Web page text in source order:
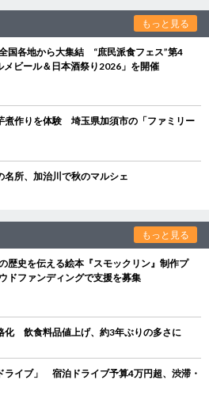
もっと見る
国各地から大集結 “庶民派食フェス”第4
メビール＆日本酒祭り2026」を開催
煮作りを体験 埼玉県加須市の「ファミリー
所、加治川で秋のマルシェ
もっと見る
歴史を伝える絵本『スモックリン』制作プ
ドファンディングで支援を募集
化 飲食料品値上げ、約3年ぶりの多さに
ライブ」 宿泊ドライブ予算4万円超、渋滞・